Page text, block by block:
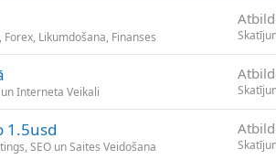
Forex, Likumdošana, Finanses
Interneta Veikali
1.5usd
SEO un Saites Veidošana